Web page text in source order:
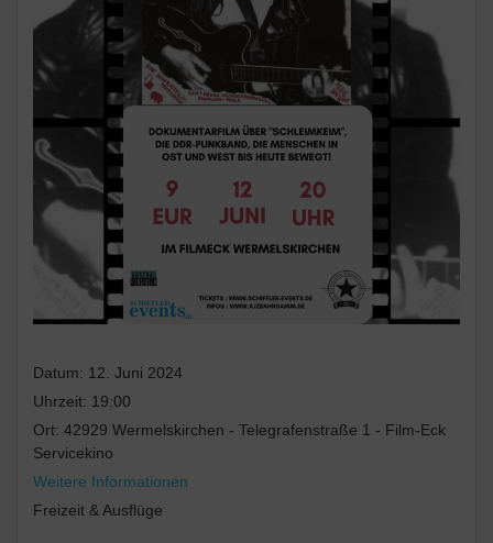
Datum: 12. Juni 2024
Uhrzeit: 19:00
Ort: 42929 Wermelskirchen - Telegrafenstraße 1 - Film-Eck
Servicekino
Weitere Informationen
Freizeit & Ausflüge